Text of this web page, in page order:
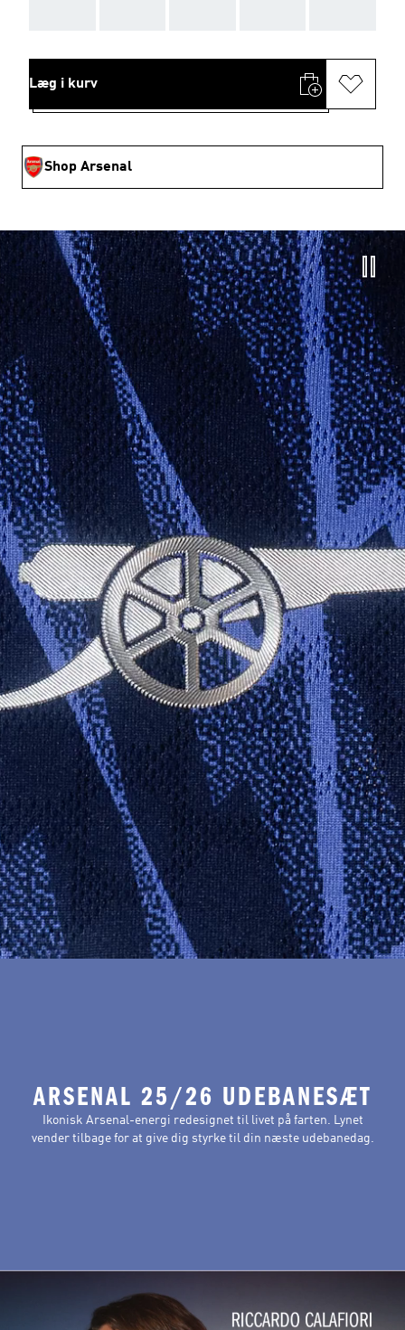
Læg i kurv
Shop Arsenal
ARSENAL 25/26 UDEBANESÆT
Ikonisk Arsenal-energi redesignet til livet på farten. Lynet
vender tilbage for at give dig styrke til din næste udebanedag.